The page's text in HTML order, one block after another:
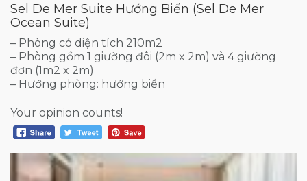
Sel De Mer Suite Hướng Biển (Sel De Mer
Ocean Suite)
– Phòng có diện tích 210m2
– Phòng gồm 1 giường đôi (2m x 2m) và 4 giường
đơn (1m2 x 2m)
– Hướng phòng: hướng biển
Your opinion counts!